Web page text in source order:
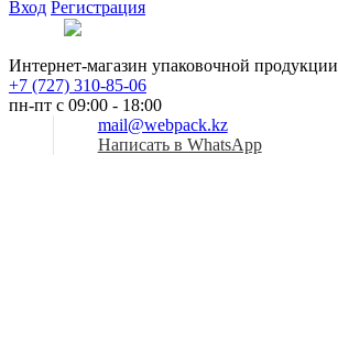
Вход Регистрация
Интернет-магазин упаковочной продукции
+7 (727) 310-85-06
пн-пт с 09:00 - 18:00
mail@webpack.kz
Написать в WhatsApp